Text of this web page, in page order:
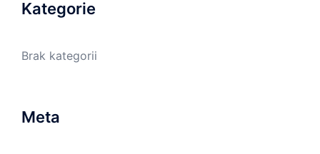
Kategorie
Brak kategorii
Meta